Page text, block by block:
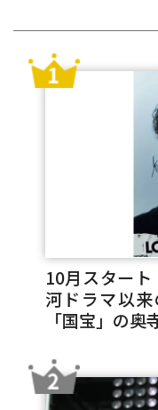
10月スタート
河ドラマ以
「国宝」の奥